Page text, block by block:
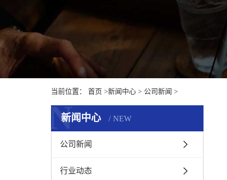
当前位置： 首页 >新闻中心 > 公司新闻 >
新闻中心 NEW
N
公司新闻
行业动态